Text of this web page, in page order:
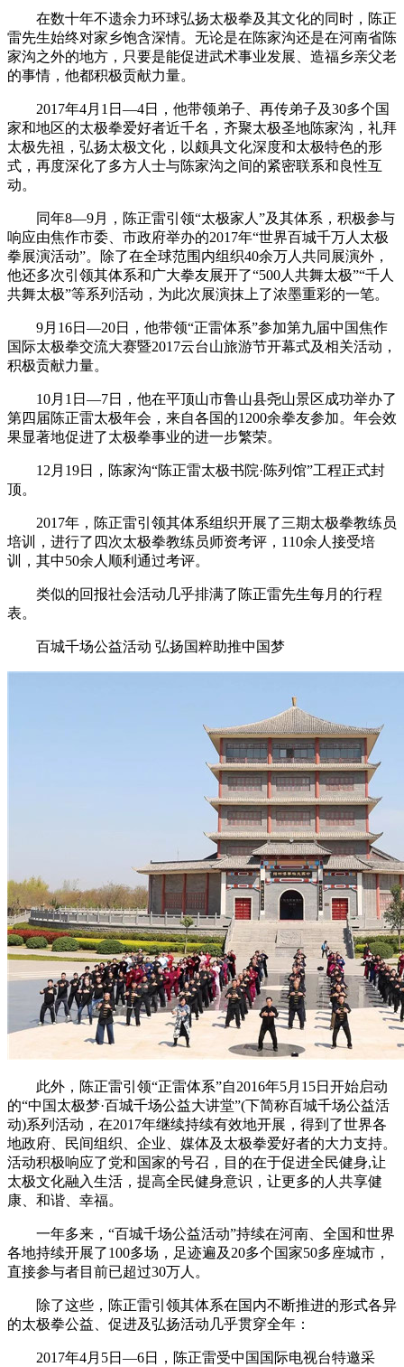
在数十年不遗余力环球弘扬太极拳及其文化的同时，陈正
雷先生始终对家乡饱含深情。无论是在陈家沟还是在河南省陈
家沟之外的地方，只要是能促进武术事业发展、造福乡亲父老
的事情，他都积极贡献力量。
2017年4月1日—4日，他带领弟子、再传弟子及30多个国
家和地区的太极拳爱好者近千名，齐聚太极圣地陈家沟，礼拜
太极先祖，弘扬太极文化，以颇具文化深度和太极特色的形
式，再度深化了多方人士与陈家沟之间的紧密联系和良性互
动。
同年8—9月，陈正雷引领“太极家人”及其体系，积极参与
响应由焦作市委、市政府举办的2017年“世界百城千万人太极
拳展演活动”。除了在全球范围内组织40余万人共同展演外，
他还多次引领其体系和广大拳友展开了“500人共舞太极”“千人
共舞太极”等系列活动，为此次展演抹上了浓墨重彩的一笔。
9月16日—20日，他带领“正雷体系”参加第九届中国焦作
国际太极拳交流大赛暨2017云台山旅游节开幕式及相关活动，
积极贡献力量。
10月1日—7日，他在平顶山市鲁山县尧山景区成功举办了
第四届陈正雷太极年会，来自各国的1200余拳友参加。年会效
果显著地促进了太极拳事业的进一步繁荣。
12月19日，陈家沟“陈正雷太极书院·陈列馆”工程正式封
顶。
2017年，陈正雷引领其体系组织开展了三期太极拳教练员
培训，进行了四次太极拳教练员师资考评，110余人接受培
训，其中50余人顺利通过考评。
类似的回报社会活动几乎排满了陈正雷先生每月的行程
表。
百城千场公益活动 弘扬国粹助推中国梦
此外，陈正雷引领“正雷体系”自2016年5月15日开始启动
的“中国太极梦·百城千场公益大讲堂”(下简称百城千场公益活
动)系列活动，在2017年继续持续有效地开展，得到了世界各
地政府、民间组织、企业、媒体及太极拳爱好者的大力支持。
活动积极响应了党和国家的号召，目的在于促进全民健身,让
太极文化融入生活，提高全民健身意识，让更多的人共享健
康、和谐、幸福。
一年多来，“百城千场公益活动”持续在河南、全国和世界
各地持续开展了100多场，足迹遍及20多个国家50多座城市，
直接参与者目前已超过30万人。
除了这些，陈正雷引领其体系在国内不断推进的形式各异
的太极拳公益、促进及弘扬活动几乎贯穿全年：
2017年4月5日—6日，陈正雷受中国国际电视台特邀采